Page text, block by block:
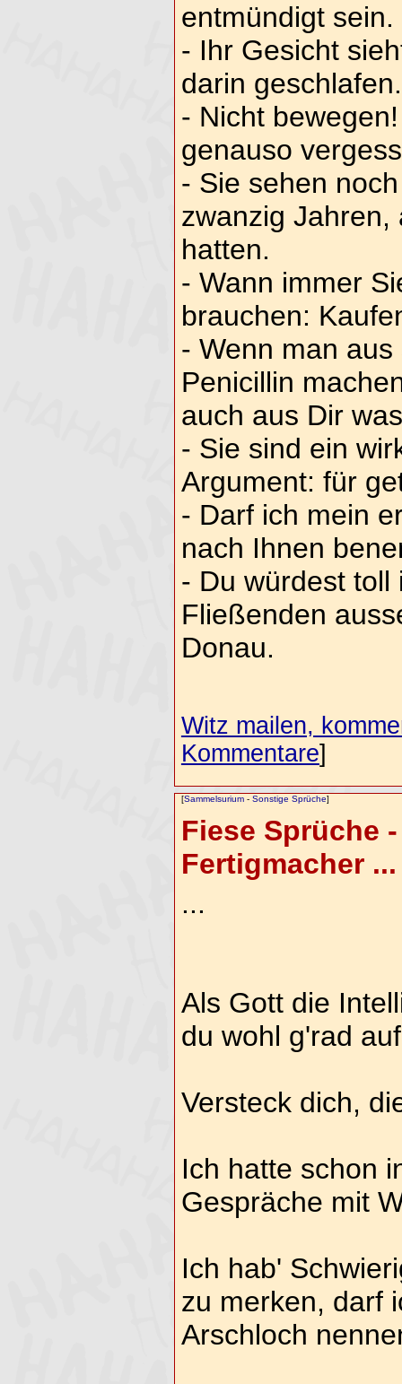
entmündigt sein.
- Ihr Gesicht
darin geschlafen.
- Nicht
genauso
- Sie sehen
zwanzig Jahren,
hatten.
- Wann immer
brauchen:
- Wenn man
Penicillin
auch aus Dir
- Sie sind ein
Argument: für
- Darf ich mein
nach Ihnen
- Du würdest toll
Fließenden
Donau.
Witz mailen,
Kommentare]
[Sammelsurium- Sonstige Sprüche]
Fiese Sprüche
Fertigmacher ...
...
Als Gott die
du wohl g'rad
Versteck dich,
Ich hatte schon
Gespräche mit
Ich hab'
zu merken, darf
Arschloch